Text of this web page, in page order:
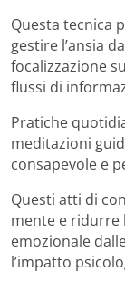
Questa tecnica
gestire l’ansia
focalizzazione
flussi di
Pratiche
meditazioni
consapevole e
Questi atti di
mente e ridurre
emozionale
l’impatto